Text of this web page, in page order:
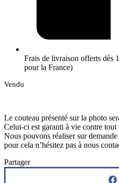
Frais de livraison offerts dès
pour la France)
Vendu
Le couteau présenté sur la photo
Celui-ci est garanti à vie contre
Nous pouvons réaliser sur
pour cela n’hésitez pas à nous
Partager